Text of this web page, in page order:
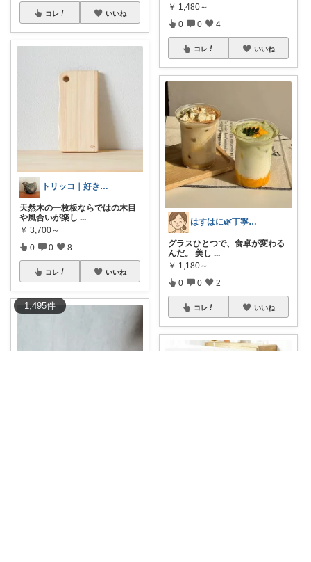
1,495件
コレ いいね
トリッコ｜好きな雑貨・インテリア
天然木の一枚板ならではの木目
や風合いが楽し ...
￥ 3,700～
0 0 8
コレ いいね
￥ 1,480～
0 0 4
コレ いいね
はすはに🌿丁寧な暮らし
グラスひとつで、食卓が変わる
んだ。 美し ...
￥ 1,180～
0 0 2
コレ いいね